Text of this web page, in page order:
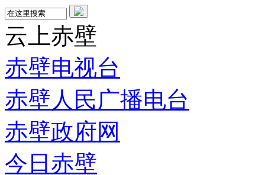
云上赤壁
赤壁电视台
赤壁人民广播电台
赤壁政府网
今日赤壁